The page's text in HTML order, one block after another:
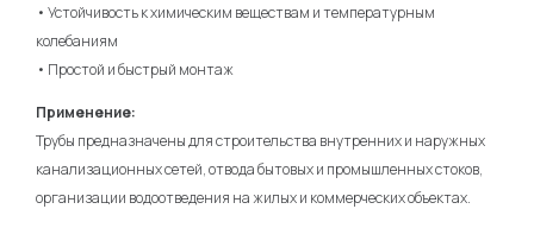
• Устойчивость к химическим веществам и температурным
колебаниям
• Простой и быстрый монтаж
Применение:
Трубы предназначены для строительства внутренних и наружных
канализационных сетей, отвода бытовых и промышленных стоков,
организации водоотведения на жилых и коммерческих объектах.